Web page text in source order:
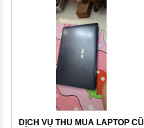
DỊCH VỤ THU MUA LAPTOP CŨ